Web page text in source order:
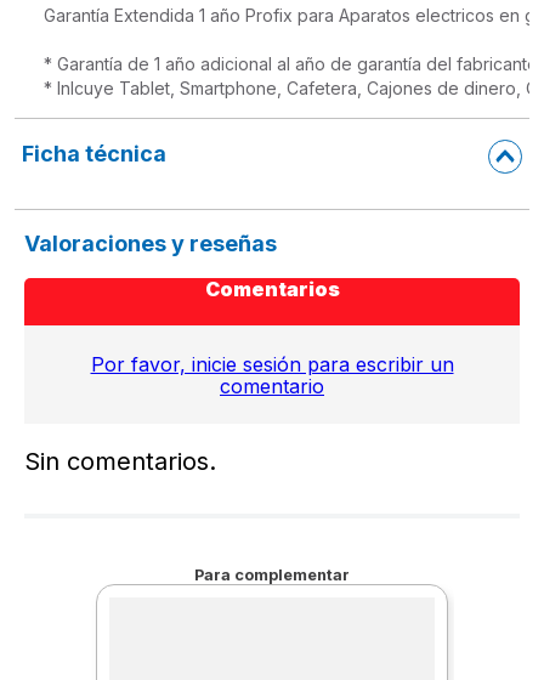
Garantía Extendida 1 año Profix para Aparatos electricos en
* Garantía de 1 año adicional al año de garantía del fabricante.
* Inlcuye Tablet, Smartphone, Cafetera, Cajones de dinero,
Ficha técnica
Valoraciones y reseñas
Comentarios
Por favor, inicie sesión para escribir un
comentario
Sin comentarios.
Para complementar